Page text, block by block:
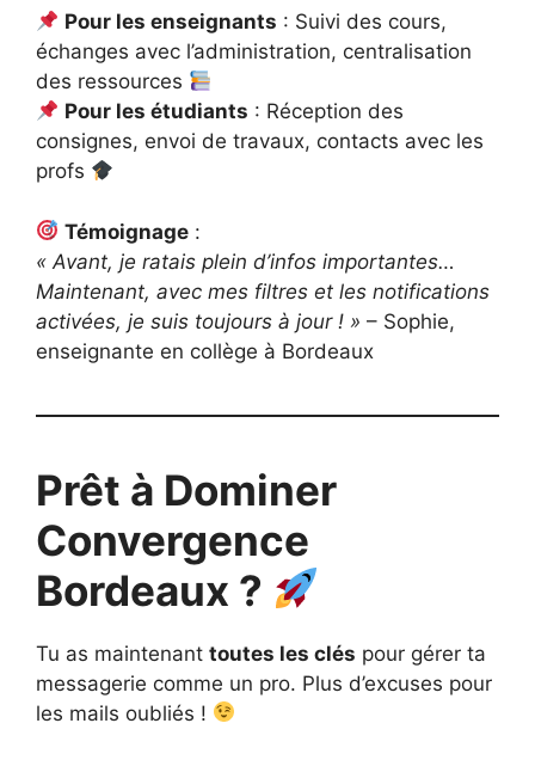
Pour les enseignants : Suivi des cours,
échanges avec l’administration, centralisation
des ressources
Pour les étudiants : Réception des
consignes, envoi de travaux, contacts avec les
profs
Témoignage :
« Avant, je ratais plein d’infos importantes…
Maintenant, avec mes filtres et les notifications
activées, je suis toujours à jour ! » – Sophie,
enseignante en collège à Bordeaux
Prêt à Dominer
Convergence
Bordeaux ?
Tu as maintenant toutes les clés pour gérer ta
messagerie comme un pro. Plus d’excuses pour
les mails oubliés !